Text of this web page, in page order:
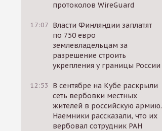
протоколов WireGuard
17:07 Власти Финляндии заплатят
по 750 евро
землевладельцам за
разрешение строить
укрепления у границы России
12:53
В сентябре на Кубе раскрыли
сеть вербовки местных
жителей в российскую армию.
Наемники рассказали, что их
вербовал сотрудник РАН